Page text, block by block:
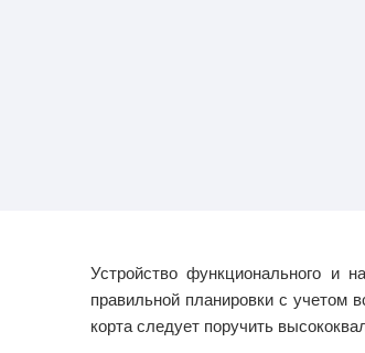
Устройство функционального и
правильной планировки с учетом
корта следует поручить